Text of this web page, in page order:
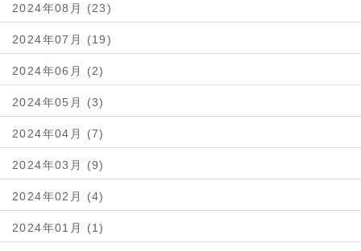
2024年08月 (23)
2024年07月 (19)
2024年06月 (2)
2024年05月 (3)
2024年04月 (7)
2024年03月 (9)
2024年02月 (4)
2024年01月 (1)